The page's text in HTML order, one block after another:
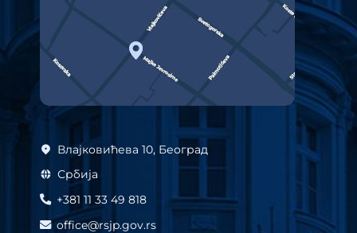
Влајковићева 10, Београд
Србија
+381 11 33 49 818
office@rsjp.gov.rs